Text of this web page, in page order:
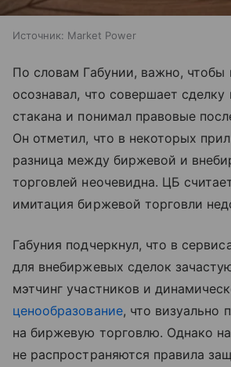
Источник: Market Power
По словам Габунии, важно, чтобы
осознавал, что совершает
стакана и понимал правовые
Он отметил, что в некоторых
разница между биржевой и
торговлей неочевидна. ЦБ
имитация биржевой торговли
Габуния подчеркнул, что в
для внебиржевых сделок
мэтчинг участников и
ценообразование, что визуально
на биржевую торговлю. Однако
не распространяются правила